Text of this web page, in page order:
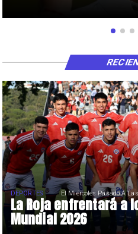
La Roja enfrentará a
Mundial 2026
DEPORTES El Miércoles Pasado A